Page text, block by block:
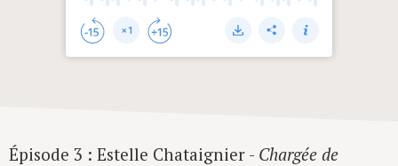
Épisode 3 : Estelle Chataignier - Chargée de